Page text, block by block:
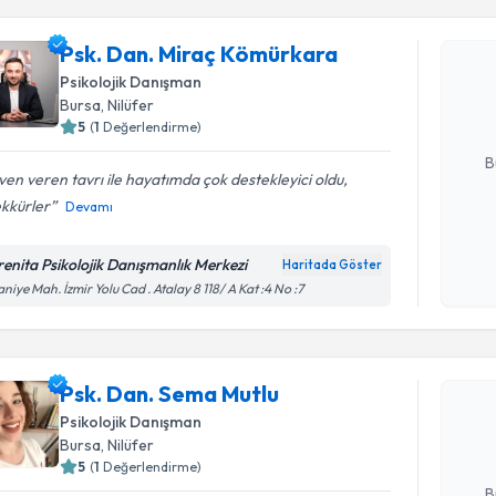
Psk. Dan. Miraç Kömürkara
Psikolojik Danışman
Bursa, Nilüfer
5 (1 Değerlendirme)
veren tavrı ile hayatımda çok destekleyici oldu,
Devamı
Psikolojik Danışmanlık Merkezi Haritada Göster
Mah. İzmir Yolu Cad . Atalay 8 118/ A Kat :4 No :7
Psk. Dan.
Psk. Dan. Sema Mutlu
Psikolojik Danışman
Bursa, Nilüfer
5 (1 Değerlendirme)
Randevu